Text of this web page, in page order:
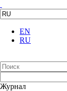
EN
RU
Журнал